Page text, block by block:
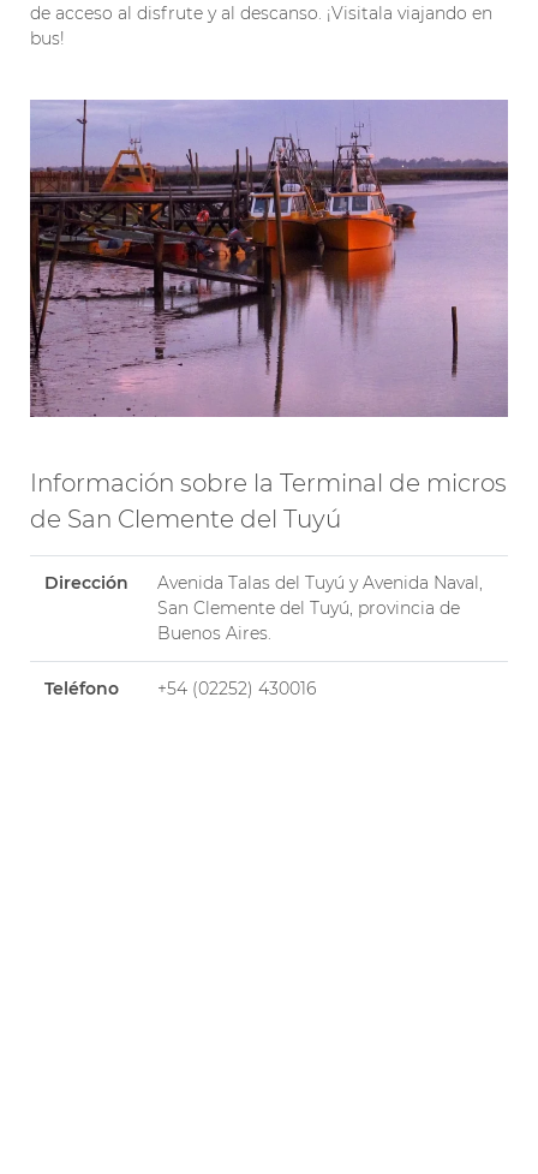
de acceso al disfrute y al descanso. ¡Visitala viajando en
bus!
Información sobre la Terminal de micros
de San Clemente del Tuyú
Dirección
Avenida Talas del Tuyú y Avenida Naval,
San Clemente del Tuyú, provincia de
Buenos Aires.
Teléfono +54 (02252) 430016